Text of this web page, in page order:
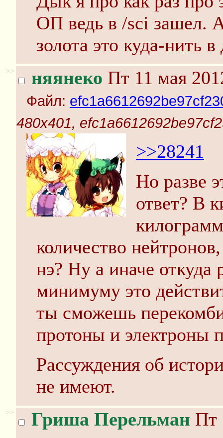
ОП ведь в /sci зашел.
золота это куда-нить
>> няянеко Пт 11 мая
Файл:
480x401,
>>28241
Но разве
ответ? В
количество
нэ? Ну а иначе откуда
минимуму это
ты сможешь
протоны и электроны
Рассуждения об
не имеют.
>> Гриша Перельман Пт